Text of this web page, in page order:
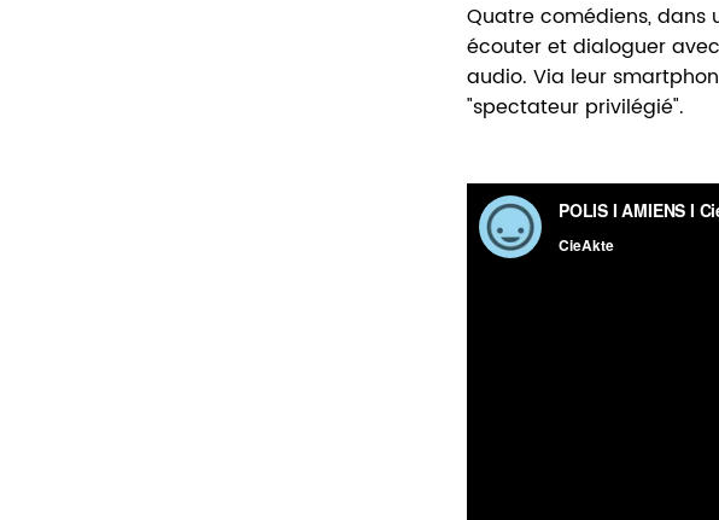
Quatre comédiens, dans
écouter et dialoguer
audio. Via leur
"spectateur privilégié".